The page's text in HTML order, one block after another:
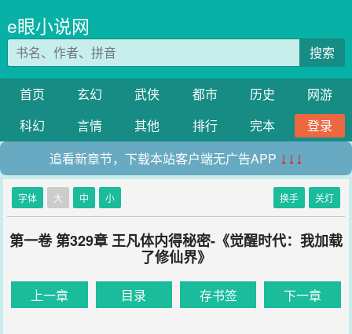
e眼小说网
搜索
首页 玄幻 武侠 都市 历史
网游
科幻
言情 其他 排行 完本
登录
追看新章节，下载本站客户端无广告APP ↓↓↓
字体 大 中 小 换手 关灯
第一卷 第329章 王凡体内得秘密-《觉醒时代：我加载
了修仙界》
上一章 目录 存书签 下一章